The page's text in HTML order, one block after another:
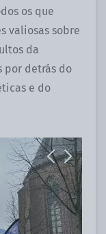
os que
valiosas sobre
da
por detrás do
e do
Previous
Next